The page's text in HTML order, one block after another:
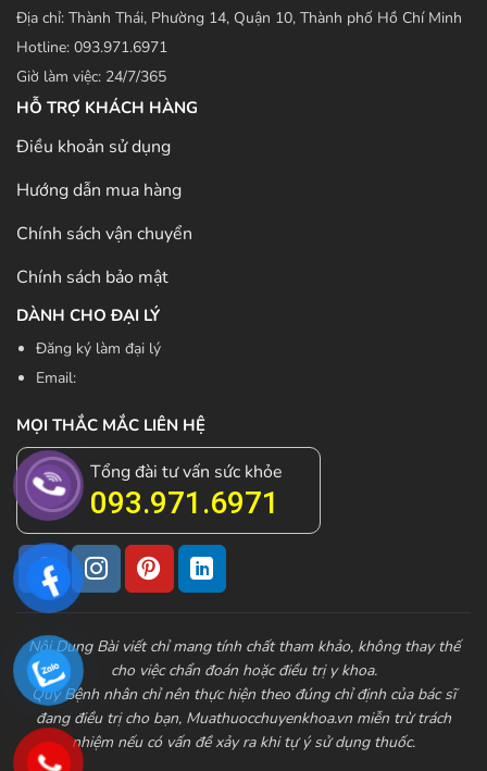
Địa chỉ: Thành Thái, Phường 14, Quận 10, Thành phố Hồ Chí Minh
Hotline: 093.971.6971
Giờ làm việc: 24/7/365
HỖ TRỢ KHÁCH HÀNG
Điều khoản sử dụng
Hướng dẫn mua hàng
Chính sách vận chuyển
Chính sách bảo mật
DÀNH CHO ĐẠI LÝ
Đăng ký làm đại lý
Email:
MỌI THẮC MẮC LIÊN HỆ
Tổng đài tư vấn sức khỏe
093.971.6971
Nội Dung Bài viết chỉ mang tính chất tham khảo, không thay thế
cho việc chẩn đoán hoặc điều trị y khoa.
Quý Bệnh nhân chỉ nên thực hiện theo đúng chỉ định của bác sĩ
đang điều trị cho bạn, Muathuocchuyenkhoa.vn miễn trừ trách
nhiệm nếu có vấn đề xảy ra khi tự ý sử dụng thuốc.